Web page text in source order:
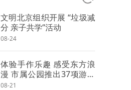
文明北京组织开展 “垃圾减
分 亲子共学”活动
08-24
体验手作乐趣 感受东方浪
漫 市属公园推出37项游园
活动迎七夕
08-21